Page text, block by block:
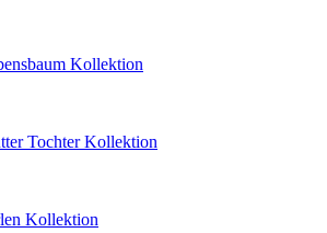
Kollektion
Tochter Kollektion
Kollektion